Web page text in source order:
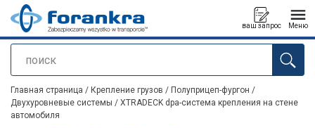
поиск
ваш запрос Меню
Продукт добавлен в ваш запрос
Главная страница / Крепление грузов / Полуприцеп-фургон /
Двухуровневые системы / XTRADECK dpa-система крепления на стене
автомобиля